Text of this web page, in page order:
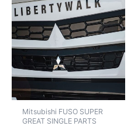
Mitsubishi FUSO SUPER
GREAT SINGLE PARTS